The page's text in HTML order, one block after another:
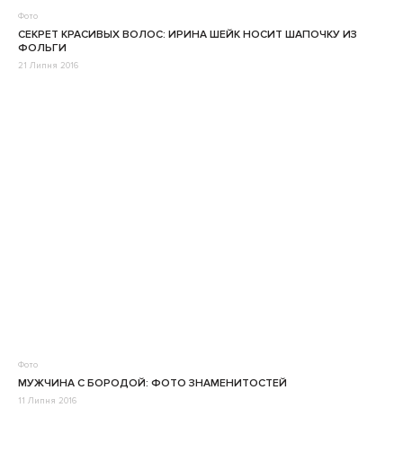
Фото
СЕКРЕТ КРАСИВЫХ ВОЛОС: ИРИНА ШЕЙК НОСИТ ШАПОЧКУ ИЗ
ФОЛЬГИ
21 Липня 2016
Фото
МУЖЧИНА С БОРОДОЙ: ФОТО ЗНАМЕНИТОСТЕЙ
11 Липня 2016